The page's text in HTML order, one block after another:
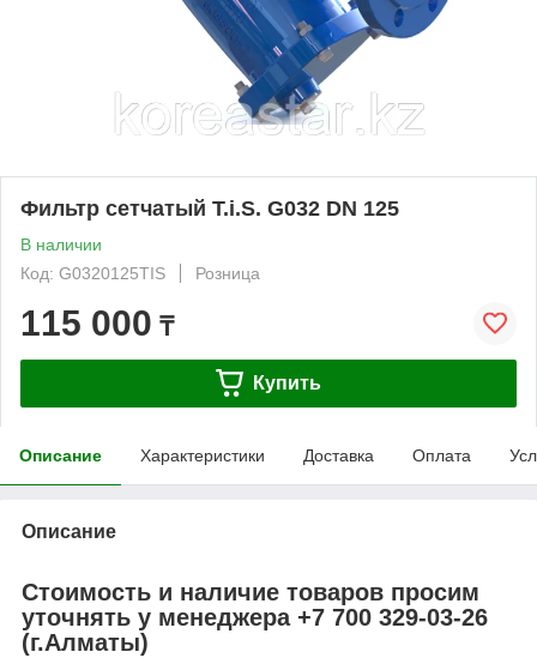
Фильтр сетчатый T.i.S. G032 DN 125
В наличии
Код: G0320125TIS
Розница
115 000 ₸
Купить
Описание Характеристики Доставка Оплата
Описание
Стоимость и наличие товаров просим
уточнять у менеджера+7 700 329-03-26
(г.Алматы)